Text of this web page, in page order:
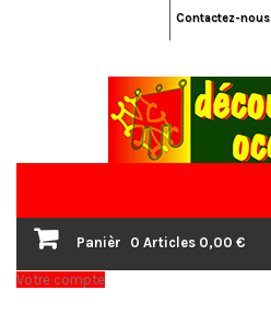
Contactez-nous
Panièr 0 Articles 0,00 €
Votre compte